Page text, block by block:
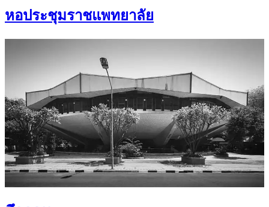
หอประชุมราชแพทยาลัย